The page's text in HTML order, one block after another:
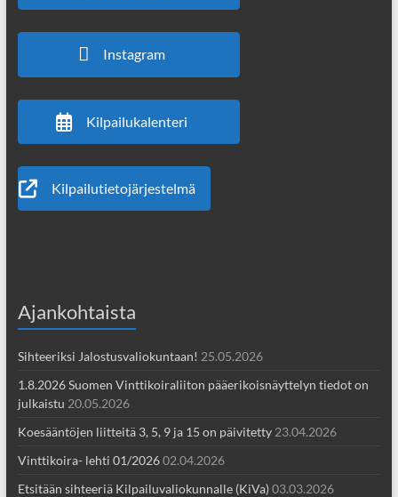
Instagram
Kilpailukalenteri
Kilpailutietojärjestelmä
Ajankohtaista
Sihteeriksi Jalostusvaliokuntaan! 25.05.2026
1.8.2026 Suomen Vinttikoiraliiton pääerikoisnäyttelyn tiedot on
julkaistu 20.05.2026
Koesääntöjen liitteitä 3, 5, 9 ja 15 on päivitetty 23.04.2026
Vinttikoira- lehti 01/202602.04.2026
Etsitään sihteeriä Kilpailuvaliokunnalle (KiVa)03.03.2026